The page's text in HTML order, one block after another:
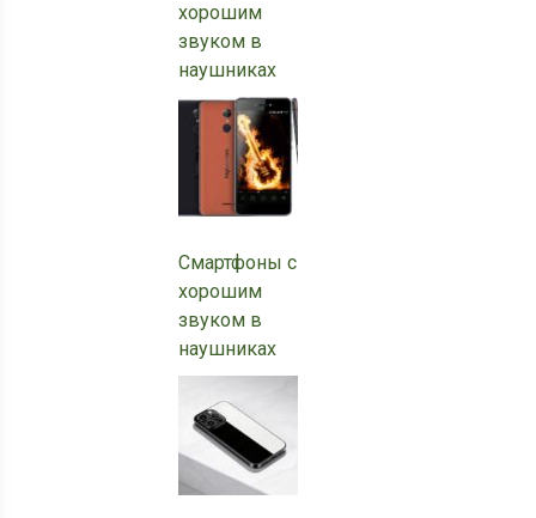
хорошим
звуком в
наушниках
Смартфоны с
хорошим
звуком в
наушниках